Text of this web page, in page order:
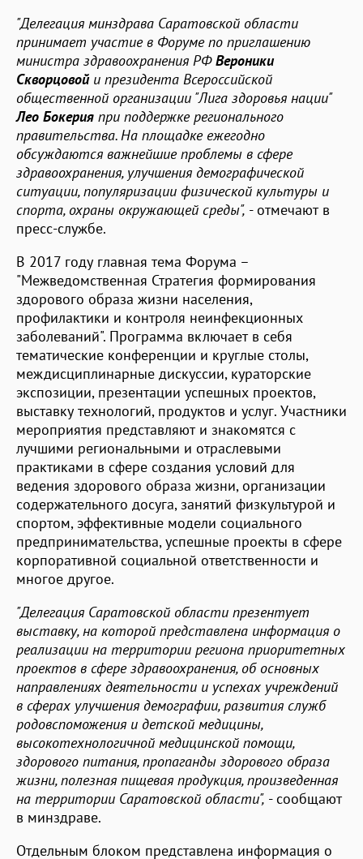
"Делегация минздрава Саратовской области
принимает участие в Форуме по приглашению
министра здравоохранения РФВероники
Скворцовойи президента Всероссийской
общественной организации "Лига здоровья нации"
Лео Бокерия при поддержке регионального
правительства. На площадке ежегодно
обсуждаются важнейшие проблемы в сфере
здравоохранения, улучшения демографической
ситуации, популяризации физической культуры и
спорта, охраны окружающей среды", - отмечают в
пресс-службе.
В 2017 году главная тема Форума –
"Межведомственная Стратегия формирования
здорового образа жизни населения,
профилактики и контроля неинфекционных
заболеваний". Программа включает в себя
тематические конференции и круглые столы,
междисциплинарные дискуссии, кураторские
экспозиции, презентации успешных проектов,
выставку технологий, продуктов и услуг. Участники
мероприятия представляют и знакомятся с
лучшими региональными и отраслевыми
практиками в сфере создания условий для
ведения здорового образа жизни, организации
содержательного досуга, занятий физкультурой и
спортом, эффективные модели социального
предпринимательства, успешные проекты в сфере
корпоративной социальной ответственности и
многое другое.
"Делегация Саратовской области презентует
выставку, на которой представлена информация о
реализации на территории региона приоритетных
проектов в сфере здравоохранения, об основных
направлениях деятельности и успехах учреждений
в сферах улучшения демографии, развития служб
родовспоможения и детской медицины,
высокотехнологичной медицинской помощи,
здорового питания, пропаганды здорового образа
жизни, полезная пищевая продукция, произведенная
на территории Саратовской области", - сообщают
в минздраве.
Отдельным блоком представлена информация о